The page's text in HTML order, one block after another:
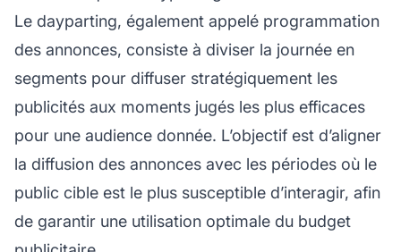
Le dayparting, également appelé programmation
des annonces, consiste à diviser la journée en
segments pour diffuser stratégiquement les
publicités aux moments jugés les plus efficaces
pour une audience donnée. L’objectif est d’aligner
la diffusion des annonces avec les périodes où le
public cible est le plus susceptible d’interagir, afin
de garantir une utilisation optimale du budget